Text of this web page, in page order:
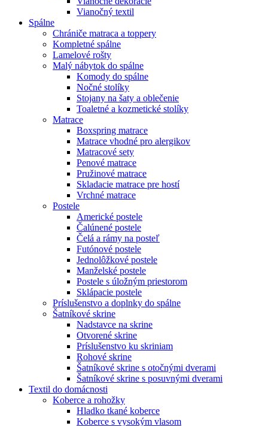
Vianočný textil
Spálne
Chrániče matraca a toppery
Kompletné spálne
Lamelové rošty
Malý nábytok do spálne
Komody do spálne
Nočné stolíky
Stojany na šaty a oblečenie
Toaletné a kozmetické stolíky
Matrace
Boxspring matrace
Matrace vhodné pro alergikov
Matracové sety
Penové matrace
Pružinové matrace
Skladacie matrace pre hostí
Vrchné matrace
Postele
Americké postele
Čalúnené postele
Čelá a rámy na posteľ
Futónové postele
Jednolôžkové postele
Manželské postele
Postele s úložným priestorom
Sklápacie postele
Príslušenstvo a doplnky do spálne
Šatníkové skrine
Nadstavce na skrine
Otvorené skrine
Príslušenstvo ku skriniam
Rohové skrine
Šatníkové skrine s otočnými dverami
Šatníkové skrine s posuvnými dverami
Textil do domácnosti
Koberce a rohožky
Hladko tkané koberce
Koberce s vysokým vlasom